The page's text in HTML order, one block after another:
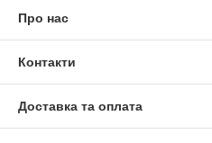
Про нас
Контакти
Доставка та оплата